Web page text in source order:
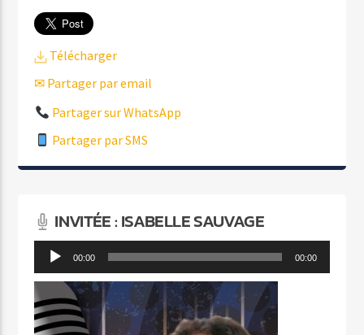
Télécharger
✉ Partager par email
Partager sur WhatsApp
Partager par SMS
INVITÉE : ISABELLE SAUVAGE
Lecteur
audio
00:00 00:00